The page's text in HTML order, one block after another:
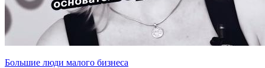
Большие люди малого бизнеса